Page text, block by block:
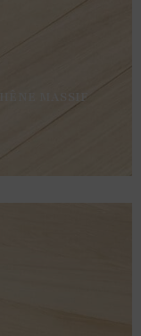
MASSIF